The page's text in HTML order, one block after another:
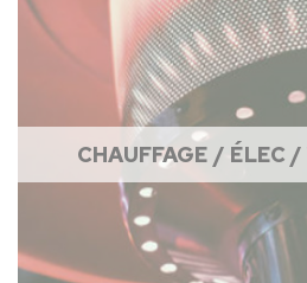
CHAUFFAGE / ÉLEC